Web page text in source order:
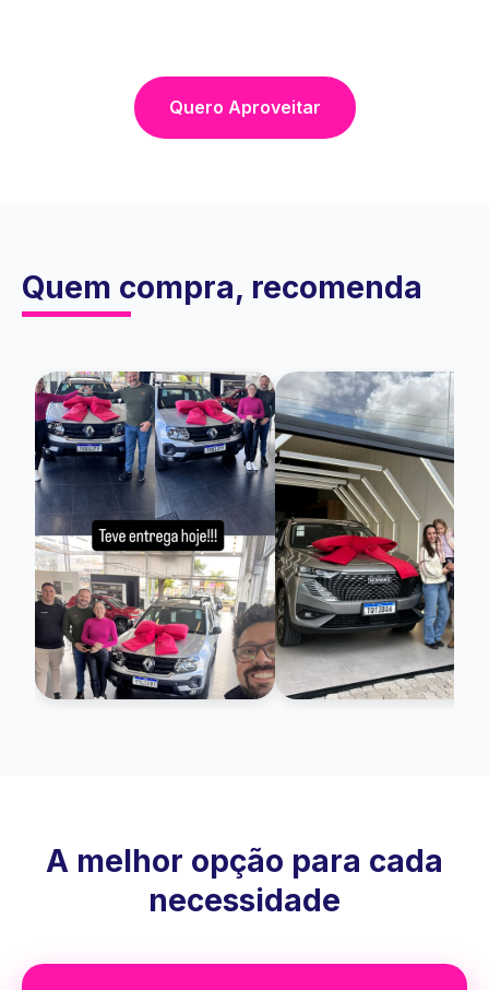
Quero Aproveitar
Quem compra, recomenda
A melhor opção para cada
necessidade